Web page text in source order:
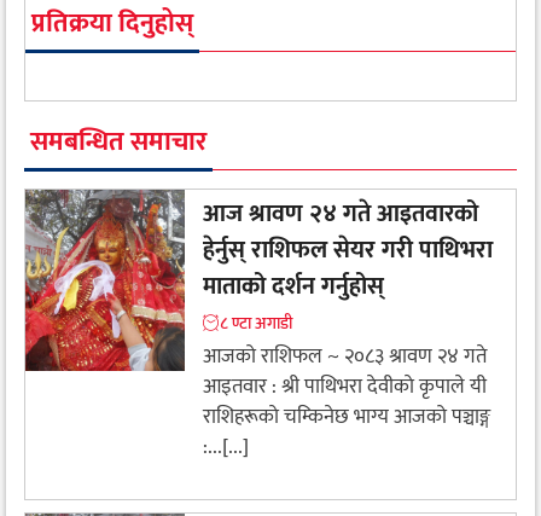
प्रतिक्रया दिनुहोस्
समबन्धित समाचार
आज श्रावण २४ गते आइतवारको
हेर्नुस् राशिफल सेयर गरी पाथिभरा
माताको दर्शन गर्नुहोस्
८ ण्टा अगाडी
आजको राशिफल ~ २०८३ श्रावण २४ गते
आइतवार : श्री पाथिभरा देवीकाे कृपाले यी
राशिहरूकाे चम्किनेछ भाग्य आजको पञ्चाङ्ग
:...[...]